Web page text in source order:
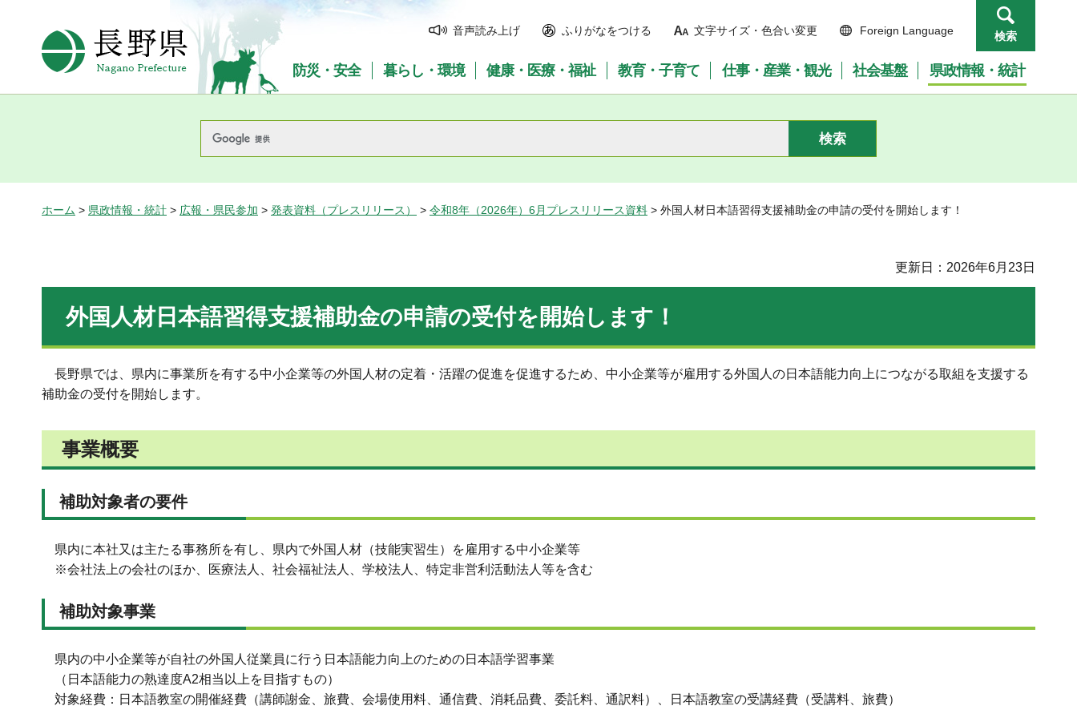
長野県Nagano Prefecture
音声読み上げ ふりがなをつける 文字サイズ・色合い変更 Foreign Language 検索
防災・安全 暮らし・環境 健康・医療・福祉 教育・子育て 仕事・産業・観光 社会基盤 県政情報・統計
ホーム > 県政情報・統計 > 広報・県民参加 > 発表資料（プレスリリース） > 令和8年（2026年）6月プレスリリース資料 > 外国人材日本語習得支援補助金の申請の受付を開始します！
更新日：2026年6月23日
外国人材日本語習得支援補助金の申請の受付を開始します！
長野県では、県内に事業所を有する中小企業等の外国人材の定着・活躍の促進を促進するため、中小企業等が雇用する外国人の日本語能力向上につながる取組を支援する
補助金の受付を開始します。
事業概要
補助対象者の要件
県内に本社又は主たる事務所を有し、県内で外国人材（技能実習生）を雇用する中小企業等
※会社法上の会社のほか、医療法人、社会福祉法人、学校法人、特定非営利活動法人等を含む
補助対象事業
県内の中小企業等が自社の外国人従業員に行う日本語能力向上のための日本語学習事業
（日本語能力の熟達度A2相当以上を目指すもの）
対象経費：日本語教室の開催経費（講師謝金、旅費、会場使用料、通信費、消耗品費、委託料、通訳料）、日本語教室の受講経費（受講料、旅費）